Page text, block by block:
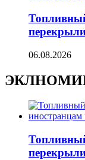
06.08.2026